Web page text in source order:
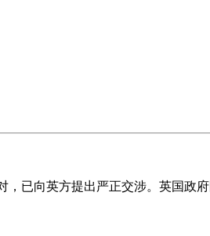
向英方提出严正交涉。英国政